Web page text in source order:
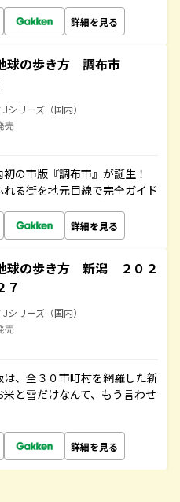
詳細を見る
球の歩き方 調布市
シリーズ（国内）
売
初の市版『調布市』が誕生！
る街を地元目線で完全ガイド
詳細を見る
球の歩き方 新潟 ２０２
７
シリーズ（国内）
売
、全３０市町村を網羅した新
と雪だけなんて、もう言わせ
詳細を見る